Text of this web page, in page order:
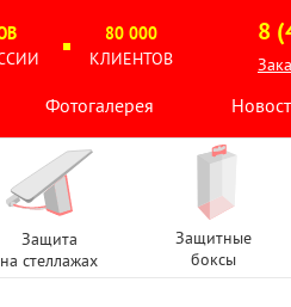
80 000
КЛИЕНТОВ
8
Фотогалерея
Защита
на стеллажах
Защитные
боксы